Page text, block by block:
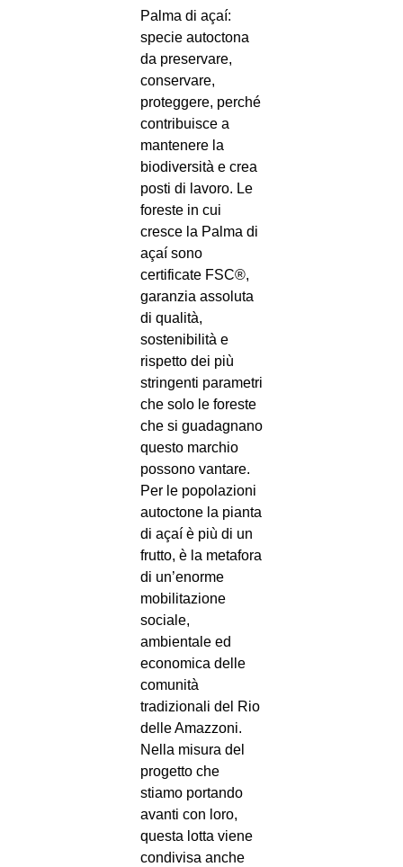
Palma di açaí:
specie autoctona
da preservare,
conservare,
proteggere, perché
contribuisce a
mantenere la
biodiversità e crea
posti di lavoro. Le
foreste in cui
cresce la Palma di
açaí sono
certificate FSC®,
garanzia assoluta
di qualità,
sostenibilità e
rispetto dei più
stringenti parametri
che solo le foreste
che si guadagnano
questo marchio
possono vantare.
Per le popolazioni
autoctone la pianta
di açaí è più di un
frutto, è la metafora
di un’enorme
mobilitazione
sociale,
ambientale ed
economica delle
comunità
tradizionali del Rio
delle Amazzoni.
Nella misura del
progetto che
stiamo portando
avanti con loro,
questa lotta viene
condivisa anche